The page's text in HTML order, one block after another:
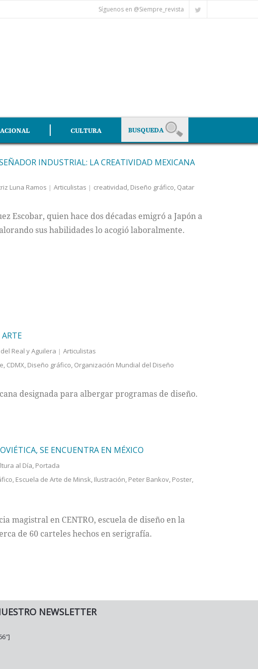
Síguenos en @Siempre_revista
CULTURA
INDUSTRIAL: LA CREATIVIDAD MEXICANA
Luna Ramos Articulistas creatividad, Diseño gráfico, Qatar
Escobar, quien hace dos décadas emigró a Japón a
sus habilidades lo acogió laboralmente.
Real y Aguilera
Articulistas
, CDMX, Diseño gráfico, Organización Mundial del Diseño
designada para albergar programas de diseño.
SE ENCUENTRA EN MÉXICO
al Día, Portada
, Escuela de Arte de Minsk, Ilustración, Peter Bankov, Poster,
magistral en CENTRO, escuela de diseño en la
de 60 carteles hechos en serigrafía.
NEWSLETTER